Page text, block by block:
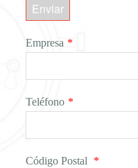
Enviar
Empresa *
Teléfono *
Código Postal *